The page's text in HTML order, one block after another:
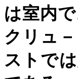
は室内
クリュ
ストで